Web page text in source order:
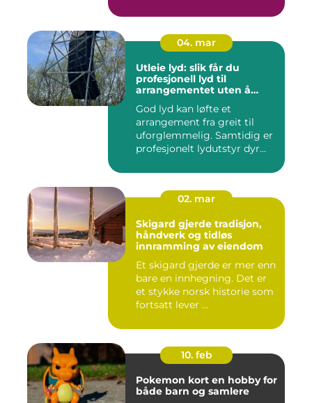
04. mar
Utleie lyd: slik får du
profesjonell lyd til
arrangementet uten å
God lyd kan løfte et
arrangement fra greit til
uforglemmelig. Samtidig er
profesjonelt lydutstyr dyr...
02. mar
Skigard gjerde tradisjon,
håndverk og tidløs
innramming av eiendom
Et skigard gjerde er mer enn
bare en innhegning. Det er
et stykke norsk historie som
fortsatt lever ...
10. feb
Pokemon kort en hobby for
både barn og samlere